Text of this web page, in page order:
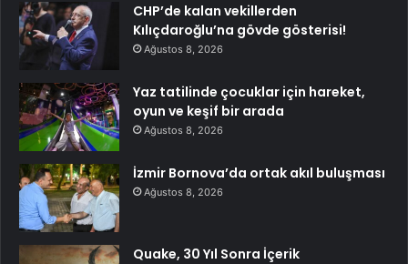
CHP’de kalan vekillerden
Kılıçdaroğlu’na gövde gösterisi!
Ağustos 8, 2026
Yaz tatilinde çocuklar için hareket,
oyun ve keşif bir arada
Ağustos 8, 2026
İzmir Bornova’da ortak akıl buluşması
Ağustos 8, 2026
Quake, 30 Yıl Sonra İçerik